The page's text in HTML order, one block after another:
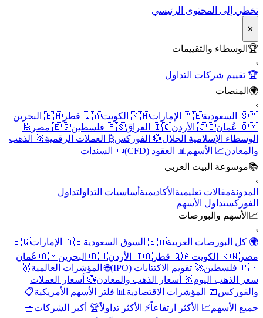
تخطي إلى المحتوى الرئيسي
✕
🏆الوسطاء والتقييمات
🏆 تقييم شركات التداول
🌍المنصات
🇸🇦 السعودية
🇦🇪 الإمارات 🇰🇼 الكويت 🇶🇦 قطر
🇧🇭 البحرين
🇴🇲 عُمان
🇯🇴 الأردن 🇮🇶 العراق 🇵🇸 فلسطين 🇪🇬 مصر
🕌
الوسطاء الإسلامية الحلال 💱 الفوركس ₿ العملات الرقمية🥇 الذهب
والمعادن📈 الأسهم📊 العقود (CFD)
📜 السندات
📚موسوعة البيت العربي
المدونةمقالات تعليميةالأكاديميةأساسيات التداولتداول
الفوركستداول الأسهم
📈الأسهم والبورصات
🌍 كل البورصات العربية🇸🇦 السوق السعودية 🇦🇪 الإمارات
🇪🇬
مصر 🇰🇼 الكويت 🇶🇦 قطر 🇯🇴 الأردن 🇧🇭 البحرين
🇴🇲 عُمان
🇵🇸 فلسطين
🚀 تقويم الاكتتابات (IPO) 🌐 المؤشرات العالمية🥇
سعر الذهب اليوم🥇 أسعار الذهب والمعادن💱 أسعار العملات
والفوركس 📅 المؤشرات الاقتصادية📊 فلتر الأسهم الأمريكية📋
جميع الأسهم📈 الأكثر ارتفاعاً⚡ الأكثر تداولاً🏆 أكبر الشركات🧺